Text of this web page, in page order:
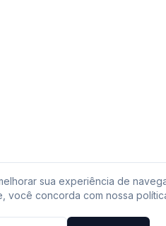
sua experiência de
você concorda com nossa